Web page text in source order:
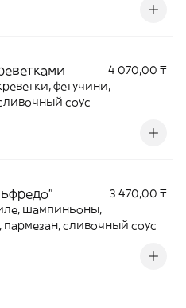
4 070,00 ₸
фетучини,
соус
3 470,00 ₸
шампиньоны,
пармезан, сливочный соус